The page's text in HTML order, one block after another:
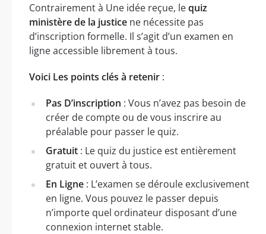
Contrairement à Une idée reçue, lequiz
ministère de la justice ne nécessite pas
d’inscription formelle. Il s’agit d’un examen en
ligne accessible librement à tous.
Voici Les points clés à retenir :
Pas D’inscription : Vous n’avez pas besoin de
créer de compte ou de vous inscrire au
préalable pour passer le quiz.
Gratuit : Le quiz du justice est entièrement
gratuit et ouvert à tous.
En Ligne : L’examen se déroule exclusivement
en ligne. Vous pouvez le passer depuis
n’importe quel ordinateur disposant d’une
connexion internet stable.